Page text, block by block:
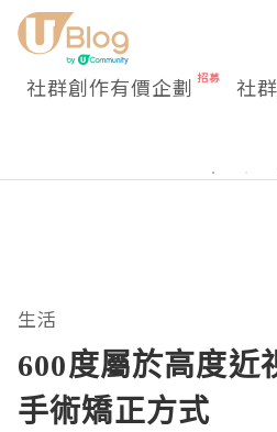
社群創作有價企劃 社
生活
600度屬於高度近
手術矯正方式